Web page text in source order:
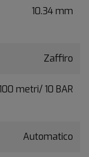
10.34 mm
Zaffiro
metri/ 10 BAR
Automatico